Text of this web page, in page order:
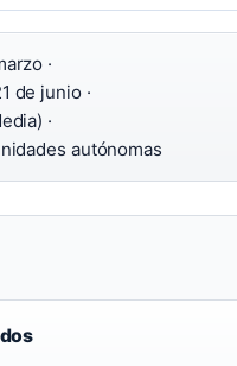
·
de junio ·
·
autónomas